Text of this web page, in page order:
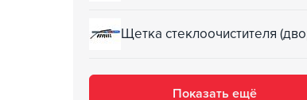
Щетка стеклоочистителя
Показать ещё